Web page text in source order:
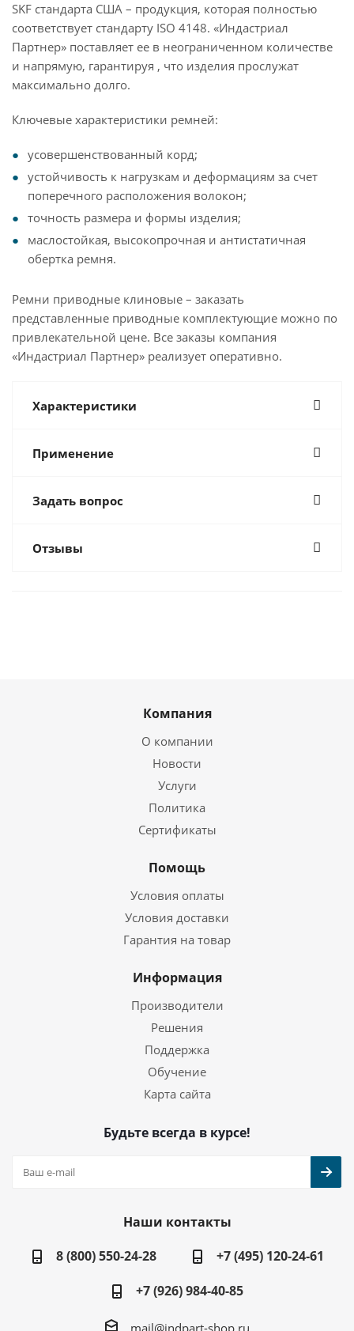
SKF стандарта США – продукция, которая полностью
соответствует стандарту ISO 4148. «Индастриал
Партнер» поставляет ее в неограниченном количестве
и напрямую, гарантируя , что изделия прослужат
максимально долго.
Ключевые характеристики ремней:
усовершенствованный корд;
устойчивость к нагрузкам и деформациям за счет
поперечного расположения волокон;
точность размера и формы изделия;
маслостойкая, высокопрочная и антистатичная
обертка ремня.
Ремни приводные клиновые – заказать
представленные приводные комплектующие можно по
привлекательной цене. Все заказы компания
«Индастриал Партнер» реализует оперативно.
Характеристики
Применение
Задать вопрос
Отзывы
Компания
О компании
Новости
Услуги
Политика
Сертификаты
Помощь
Условия оплаты
Условия доставки
Гарантия на товар
Информация
Производители
Решения
Поддержка
Обучение
Карта сайта
Будьте всегда в курсе!
Наши контакты
8 (800) 550-24-28
+7 (495) 120-24-61
+7 (926) 984-40-85
mail@indpart-shop.ru